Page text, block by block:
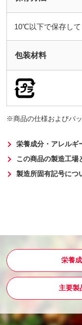
10℃以下で保存して
包装材料
商品の仕様およびパ
栄養成分・アレルギ
この商品の製造工場
製造所固有記号につ
栄養
主要製